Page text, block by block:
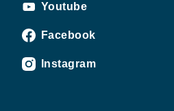
Youtube
Facebook
Instagram